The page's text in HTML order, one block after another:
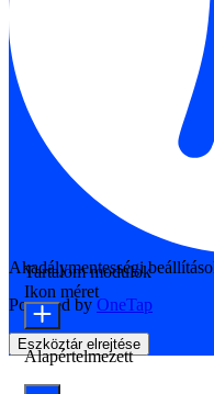
Akadálymentességi
Powered by OneTap
Eszköztár elrejtése
Tartalom modulok
Ikon méret
Alapértelmezett